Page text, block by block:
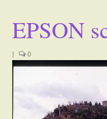
La Mairie
Le village
EPSON
| 0